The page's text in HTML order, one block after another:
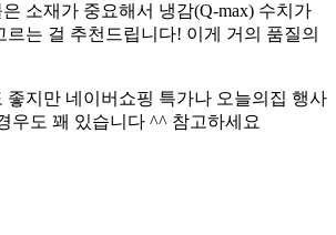
소재가 중요해서 냉감(Q-max) 수치가
르는 걸 추천드립니다! 이게 거의 품질의
좋지만 네이버쇼핑 특가나 오늘의집 행사
우도 꽤 있습니다 ^^ 참고하세요